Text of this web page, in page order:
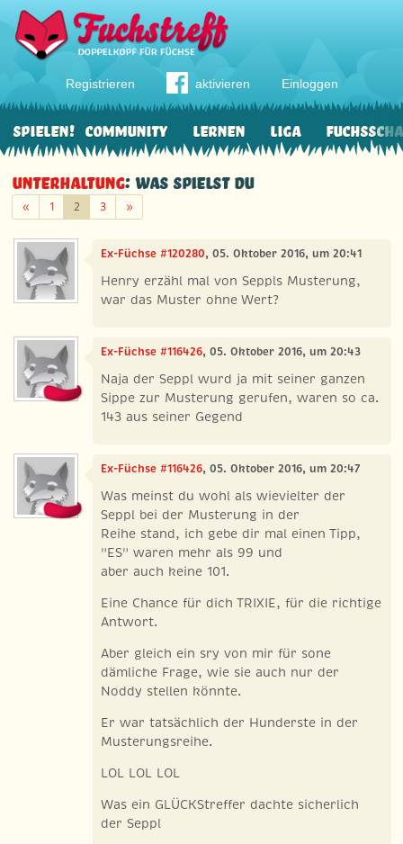
Registrieren aktivieren Einloggen
Community Lernen Liga
Spielen!
Unterhaltung: Was spielst du
«Zurück
1 2 3 »Weiter
Ex-Füchse #120280, 05. Oktober 2016, um 20:41
Henry erzähl mal von Seppls Musterung,
war das Muster ohne Wert?
Ex-Füchse #116426, 05. Oktober 2016, um 20:43
Naja der Seppl wurd ja mit seiner ganzen
Sippe zur Musterung gerufen, waren so ca.
143 aus seiner Gegend
Ex-Füchse #116426, 05. Oktober 2016, um 20:47
Was meinst du wohl als wievielter der
Seppl bei der Musterung in der
Reihe stand, ich gebe dir mal einen Tipp,
"ES" waren mehr als 99 und
aber auch keine 101.
Eine Chance für dich TRIXIE, für die richtige
Antwort.
Aber gleich ein sry von mir für sone
dämliche Frage, wie sie auch nur der
Noddy stellen könnte.
Er war tatsächlich der Hunderste in der
Musterungsreihe.
LOL LOL LOL
Was ein GLÜCKStreffer dachte sicherlich
der Seppl